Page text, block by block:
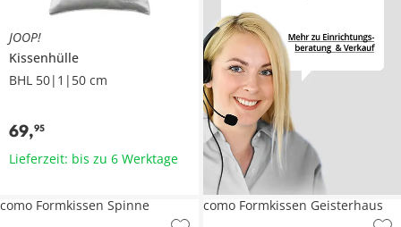
JOOP!
Kissenhülle
BHL 50|1|50 cm
69,95
Lieferzeit: bis zu 6 Werktage
como Formkissen Spinne como Formkissen Geisterhaus